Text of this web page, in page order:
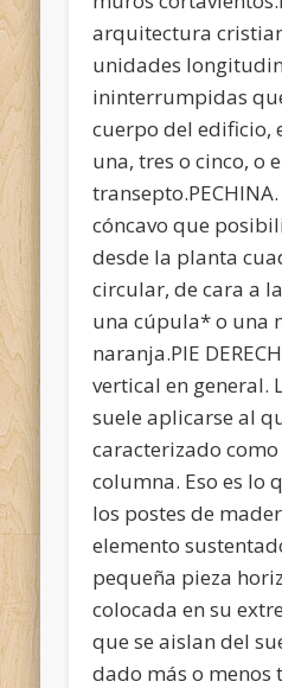
arquitectura
unidades
ininterrumpidas
cuerpo del edificio,
una, tres o cinco, o
cóncavo que
desde la planta
circular, de cara a
una cúpula* o una
naranja.PIE
vertical en general.
suele aplicarse al
caracterizado
columna. Eso es lo
los postes de
elemento
pequeña pieza
colocada en su
que se aislan del
dado más o menos